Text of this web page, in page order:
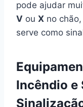
pode ajudar
V ou X no
serve como
Incêndio e